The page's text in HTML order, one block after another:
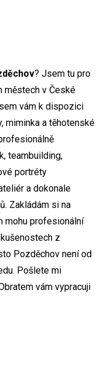
? Jsem tu pro
městech v České
vám k dispozici
miminka a těhotenské
teambuilding,
portréty
a dokonale
Zakládám si na
mohu profesionální
z
Pozděchov není od
Pošlete mi
vám vypracuji